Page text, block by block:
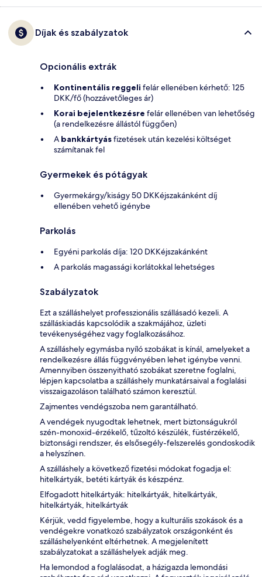
Díjak és szabályzatok
Opcionális extrák
Kontinentális reggeli felár ellenében kérhető: 125
DKK/fő (hozzávetőleges ár)
Korai bejelentkezésre felár ellenében van lehetőség
(a rendelkezésre állástól függően)
A bankkártyásfizetések után kezelési költséget
számítanak fel
Gyermekek és pótágyak
Gyermekárgy/kiságy 50 DKKéjszakánként díj
ellenében vehető igénybe
Parkolás
Egyéni parkolás díja: 120 DKKéjszakánként
A parkolás magassági korlátokkal lehetséges
Szabályzatok
Ezt a szálláshelyet professzionális szállásadó kezeli. A
szálláskiadás kapcsolódik a szakmájához, üzleti
tevékenységéhez vagy foglalkozásához.
A szálláshely egymásba nyíló szobákat is kínál, amelyeket a
rendelkezésre állás függvényében lehet igénybe venni.
Amennyiben összenyitható szobákat szeretne foglalni,
lépjen kapcsolatba a szálláshely munkatársaival a foglalási
visszaigazoláson található számon keresztül.
Zajmentes vendégszoba nem garantálható.
A vendégek nyugodtak lehetnek, mert biztonságukról
szén-monoxid-érzékelő, tűzoltó készülék, füstérzékelő,
biztonsági rendszer, és elsősegély-felszerelés gondoskodik
a helyszínen.
A szálláshely a következő fizetési módokat fogadja el:
hitelkártyák, betéti kártyák és készpénz.
Elfogadott hitelkártyák: hitelkártyák, hitelkártyák,
hitelkártyák, hitelkártyák
Kérjük, vedd figyelembe, hogy a kulturális szokások és a
vendégekre vonatkozó szabályzatok országonként és
szálláshelyenként eltérhetnek. A megjelenített
szabályzatokat a szálláshelyek adják meg.
Ha lemondod a foglalásodat, a házigazda lemondási